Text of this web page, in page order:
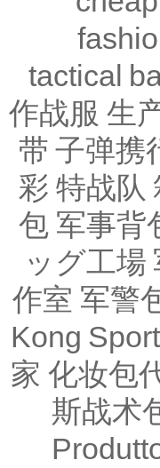
tactical
作战服 生
带 子弹携
彩 特战队
包 军事背
ッグ工場
作室 军警
Kong
家 化妆包
斯战术